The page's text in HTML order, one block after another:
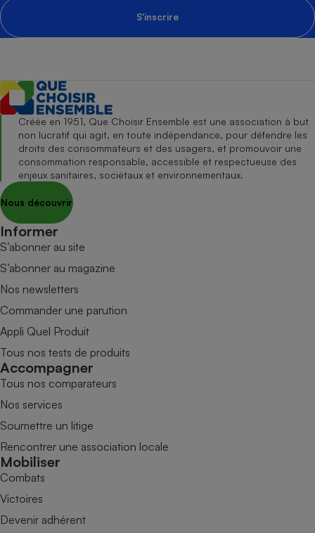
S'inscrire
Créée en 1951, Que Choisir Ensemble est une association à but
non lucratif qui agit, en toute indépendance, pour défendre les
droits des consommateurs et des usagers, et promouvoir une
consommation responsable, accessible et respectueuse des
enjeux sanitaires, sociétaux et environnementaux.
Nous découvrir
Informer
S’abonner au site
S’abonner au magazine
Nos newsletters
Commander une parution
Appli Quel Produit
Tous nos tests de produits
Accompagner
Tous nos comparateurs
Nos services
Soumettre un litige
Rencontrer une association locale
Mobiliser
Combats
Victoires
Devenir adhérent